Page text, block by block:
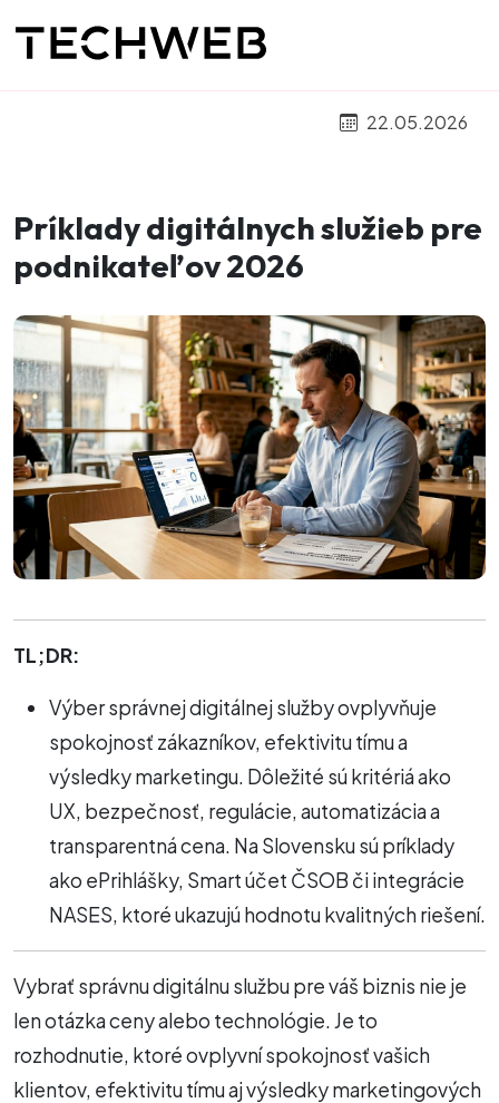
22.05.2026
Príklady digitálnych služieb pre
podnikateľov 2026
TL;DR:
Výber správnej digitálnej služby ovplyvňuje
spokojnosť zákazníkov, efektivitu tímu a
výsledky marketingu. Dôležité sú kritériá ako
UX, bezpečnosť, regulácie, automatizácia a
transparentná cena. Na Slovensku sú príklady
ako ePrihlášky, Smart účet ČSOB či integrácie
NASES, ktoré ukazujú hodnotu kvalitných riešení.
Vybrať správnu digitálnu službu pre váš biznis nie je
len otázka ceny alebo technológie. Je to
rozhodnutie, ktoré ovplyvní spokojnosť vašich
klientov, efektivitu tímu aj výsledky marketingových